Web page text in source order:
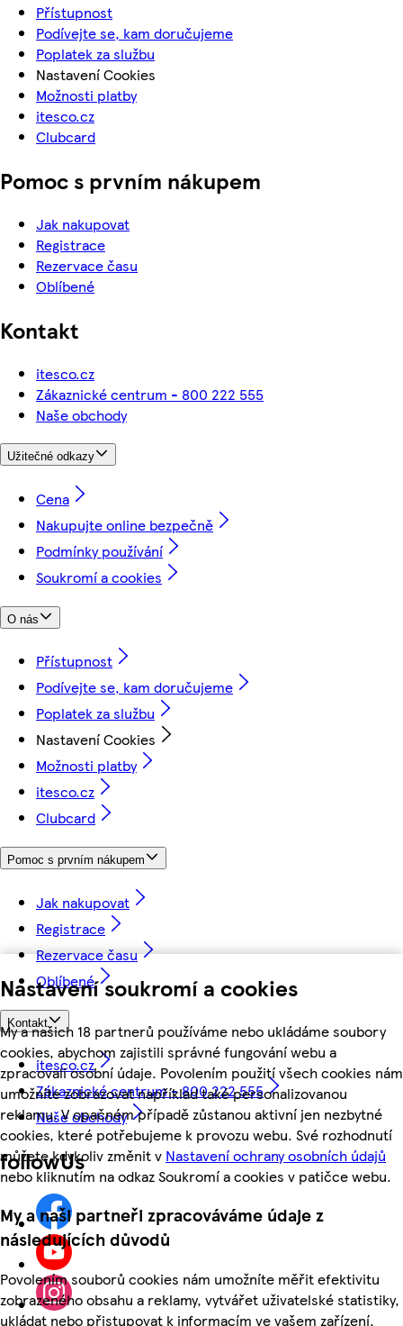
Nastavení soukromí a cookies
My a našich 18 partnerů používáme nebo ukládáme soubory
cookies, abychom zajistili správné fungování webu a
zpracovali osobní údaje. Povolením použití všech cookies nám
umožníte zobrazovat například také personalizovanou
reklamu. V opačném případě zůstanou aktivní jen nezbytné
cookies, které potřebujeme k provozu webu. Své rozhodnutí
můžete kdykoliv změnit v Nastavení ochrany osobních údajů
nebo kliknutím na odkaz Soukromí a cookies v patičce webu.
My a naši partneři zpracováváme údaje z
následujících důvodů
Povolením souborů cookies nám umožníte měřit efektivitu
zobrazeného obsahu a reklamy, vytvářet uživatelské statistiky,
ukládat nebo přistupovat k informacím ve vašem zařízení,
Přístupnost
Podívejte se, kam doručujeme
Poplatek za službu
Nastavení Cookies
Možnosti platby
itesco.cz
Clubcard
Pomoc s prvním nákupem
Jak nakupovat
Registrace
Rezervace času
Oblíbené
Kontakt
itesco.cz
Zákaznické centrum - 800 222 555
Naše obchody
Užitečné odkazy
Cena
Nakupujte online bezpečně
Podmínky používání
Soukromí a cookies
O nás
Přístupnost
Podívejte se, kam doručujeme
Poplatek za službu
Nastavení Cookies
Možnosti platby
itesco.cz
Clubcard
Pomoc s prvním nákupem
Jak nakupovat
Registrace
Rezervace času
Oblíbené
Kontakt
itesco.cz
Zákaznické centrum - 800 222 555
Naše obchody
followUs